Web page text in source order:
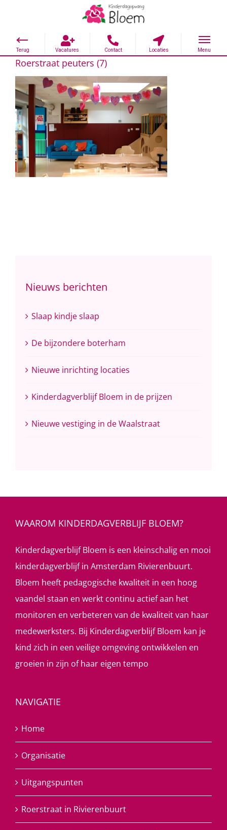
naar
inhoud
Roerstraat peuters (7)
Nieuws berichten
Slaap kindje slaap
De bijzondere boterham
Nieuwe inrichting locaties
Kinderdagverblijf Bloem in de prijzen
Nieuwe vestiging in de Waalstraat
WAAROM KINDERDAGVERBLIJF BLOEM?
Kinderdagverblijf Bloem is een kleinschalig en mooi
kinderdagverblijf in Amsterdam Rivierenbuurt.
Bloem heeft pedagogische kwaliteit in een hoog
vaandel staan en werkt continu actief aan het
monitoren en verbeteren van de kwaliteit van haar
medewerksters. Bij Kinderdagverblijf Bloem kan je
kind zich in een veilige omgeving ontwikkelen en
groeien in zijn of haar eigen tempo
NAVIGATIE
Home
Organisatie
Uitgangspunten
Roerstraat in Rivierenbuurt